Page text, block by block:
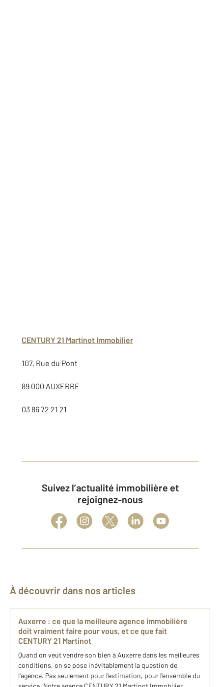
CENTURY 21 Martinot Immobilier
107, Rue du Pont
89 000 AUXERRE
03 86 72 21 21
Suivez l’actualité immobilière et
rejoignez-nous
À découvrir dans nos articles
Auxerre : ce que la meilleure agence immobilière
doit vraiment faire pour vous, et ce que fait
CENTURY 21 Martinot
Quand on veut vendre son bien à Auxerre dans les meilleures
conditions, on se pose inévitablement la question de
l'agence. Pas seulement pour l'estimation, pour l'ensemble du